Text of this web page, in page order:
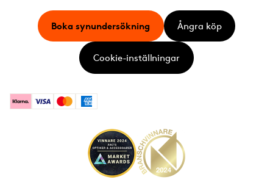
KlarnaVisa MastercardAmerican Express
Boka synundersökning Ångra köp
Cookie-inställningar